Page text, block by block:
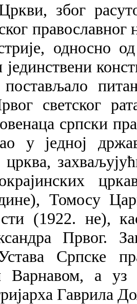
због
односно
светског
српски
у једној
црква, зах
Томосу
(1922. не),
Првог.
Српске
Варнавом, а
ијарха Гаврила